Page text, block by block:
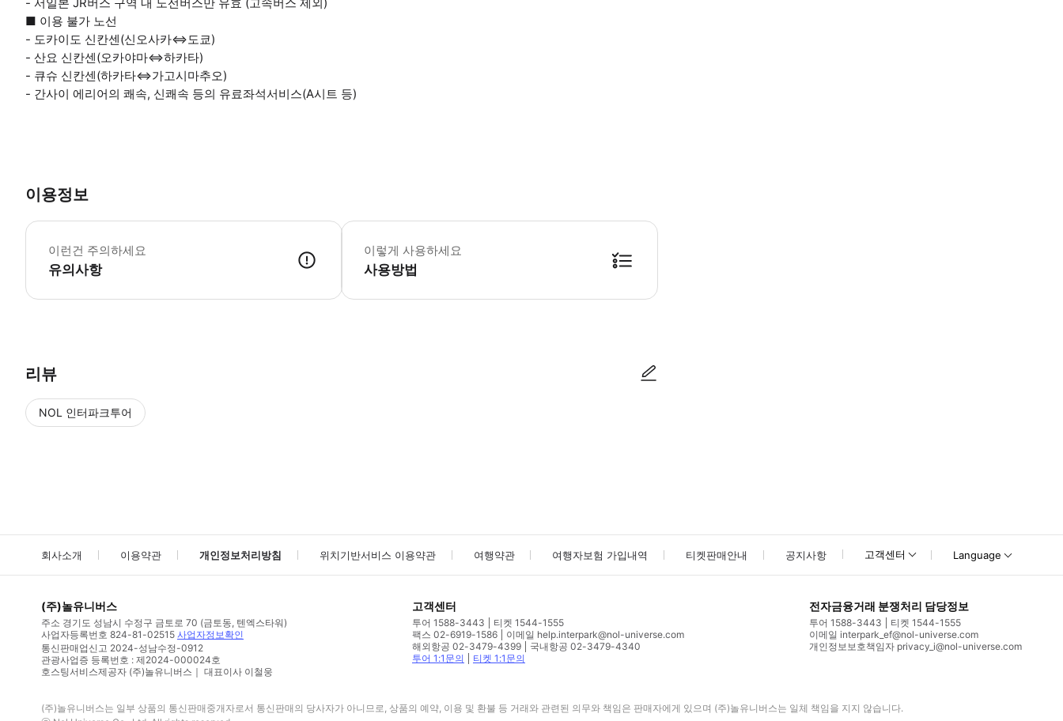
■ 이용 불가 노선
- 도카이도 신칸센(신오사카⇔도쿄)
- 산요 신칸센(오카야마⇔하카타)
- 큐슈 신칸센(하카타⇔가고시마추오)
- 간사이 에리어의 쾌속, 신쾌속 등의 유료좌석서비스(A시트 등)
이용정보
이런건 주의하세요
유의사항
▶ 영업 정보 * 1월 ~ 12월 * Sun,Mon,Tue,Wed,Thu,Fri,Sat,Holiday * 1:00 ~ 닫는 시간 유동적(이용 전 확인 필요) * 마지막 입장 시간 : 유동적(이용 전 확
이렇게 사용하세요
사용방법
리뷰
NOL 인터파크투어
회사소개 이용약관 개인정보처리방침 위치기반서비스 이용약관 여행약관 여행자보험 가입내역 티켓판매안내 공지사항 고객센터 Language
(주)놀유니버스
주소 경기도 성남시 수정구 금토로 70 (금토동, 텐엑스타워)
사업자등록번호 824-81-02515 사업자정보확인
통신판매업신고 2024-성남수정-0912
관광사업증 등록번호 : 제2024-000024호
호스팅서비스제공자 (주)놀유니버스｜ 대표이사 이철웅
고객센터
투어 1588-3443
티켓 1544-1555
팩스 02-6919-1586
이메일 help.interpark@nol-universe.com
해외항공 02-3479-4399
국내항공 02-3479-4340
투어 1:1문의
티켓 1:1문의
전자금융거래 분쟁처리 담당정보
투어 1588-3443
티켓 1544-1555
이메일 interpark_ef@nol-universe.com
개인정보보호책임자 privacy_i@nol-universe.com
(주)놀유니버스는 일부 상품의 통신판매중개자로서 통신판매의 당사자가 아니므로, 상품의 예약, 이용 및 환불 등 거래와 관련된 의무와 책임은 판매자에게 있으며 (주)놀유니버스는 일체 책임을 지지 않습니다.